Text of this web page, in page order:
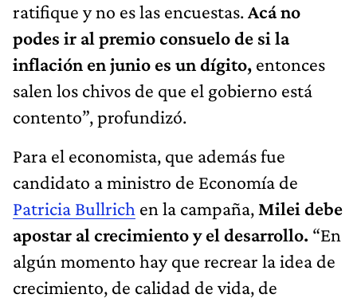
ratifique y no es las encuestas.Acá no
podes ir al premio consuelo de si la
inflación en junio es un dígito, entonces
salen los chivos de que el gobierno está
contento”, profundizó.
Para el economista, que además fue
candidato a ministro de Economía de
Patricia Bullrich en la campaña, Milei debe
apostar al crecimiento y el desarrollo. “En
algún momento hay que recrear la idea de
crecimiento, de calidad de vida, de